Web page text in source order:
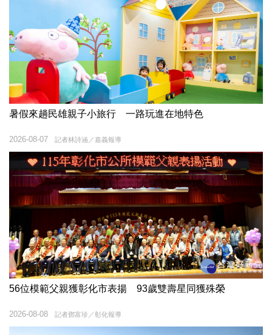
暑假來趟民雄親子小旅行 一路玩進在地特色
記者林詩涵／嘉義報導
2026-08-07
56位模範父親獲彰化市表揚 93歲雙壽星同獲殊榮
記者鄧富珍／彰化報導
2026-08-08